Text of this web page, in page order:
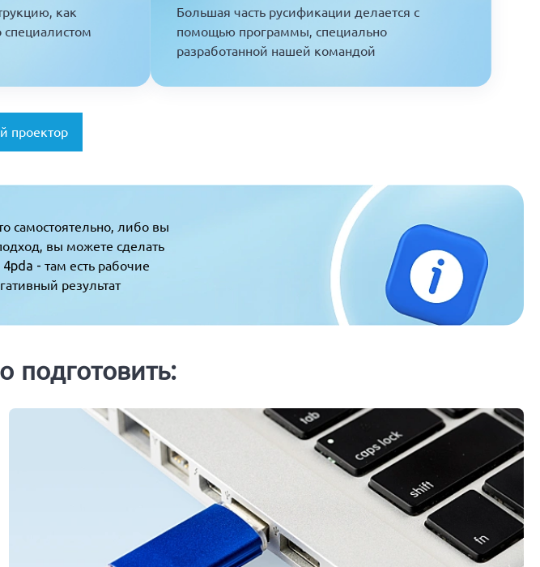
как
специалистом
Большая часть русификации делается с
помощью программы, специально
разработанной нашей командой
проектор
самостоятельно, либо вы
вы можете сделать
- там есть рабочие
результат
подготовить: